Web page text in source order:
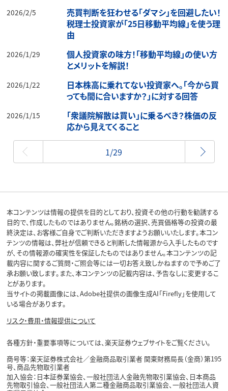
2026/2/5
売買判断を狂わせる「ダマシ」を回避したい！
税理士投資家が「25日移動平均線」を使う理
由
2026/1/29
個人投資家の味方！「移動平均線」の使い方
とメリットを解説！
2026/1/22
日本株高に乗れてない投資家へ。「今から買
っても間に合いますか？」に対する回答
2026/1/15
「衆議院解散は買い」に乗るべき？株価の反
応から見えてくること
最初
1/29
本コンテンツは情報の提供を目的としており、投資その他の行動を勧誘する
目的で、作成したものではありません。銘柄の選択、売買価格等の投資の最
終決定は、お客様ご自身でご判断いただきますようお願いいたします。本コン
テンツの情報は、弊社が信頼できると判断した情報源から入手したものです
が、その情報源の確実性を保証したものではありません。本コンテンツの記
載内容に関するご質問・ご照会等には一切お答え致しかねますので予めご了
承お願い致します。また、本コンテンツの記載内容は、予告なしに変更するこ
とがあります。
当サイトの掲載画像には、Adobe社提供の画像生成AI「Firefly」を使用して
いる場合があります。
リスク・費用・情報提供について
各種方針・重要事項等については、楽天証券ウェブサイトをご覧ください。
商号等：楽天証券株式会社／金融商品取引業者 関東財務局長（金商）第195
号、商品先物取引業者
加入協会：日本証券業協会、一般社団法人金融先物取引業協会、日本商品
先物取引協会、一般社団法人第二種金融商品取引業協会、一般社団法人資